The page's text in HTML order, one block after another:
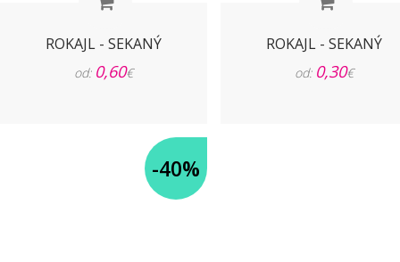
ROKAJL - SEKANÝ
od: 0,60€
ROKAJL - SEKANÝ
od: 0,30€
-40%